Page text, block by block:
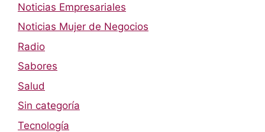
Noticias Empresariales
Noticias Mujer de Negocios
Radio
Sabores
Salud
Sin categoría
Tecnología